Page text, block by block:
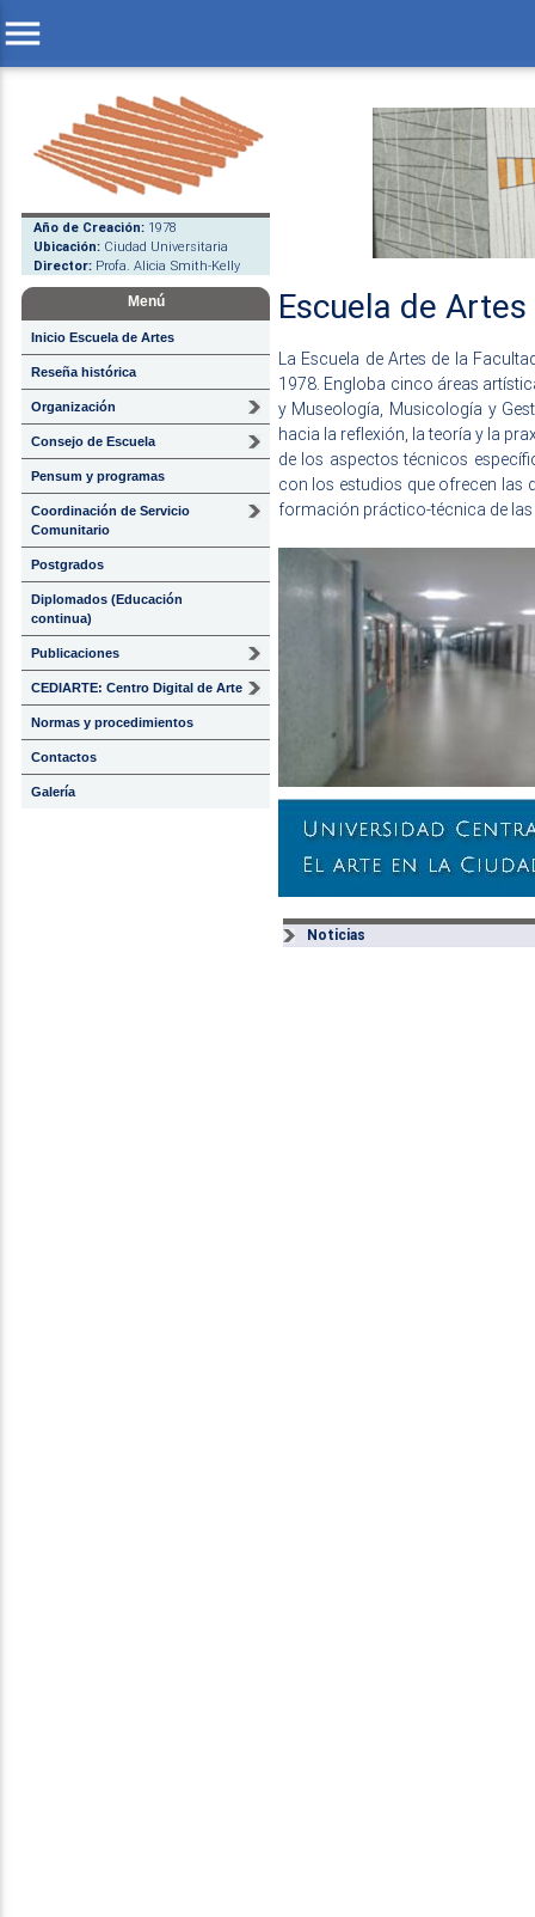
menu
Año de Creación: 1978
Ubicación: Ciudad Universitaria
Director: Profa. Alicia Smith-Kelly
Menú
Inicio Escuela de Artes
Reseña histórica
Organización
Consejo de Escuela
Pensum y programas
Coordinación de Servicio
Comunitario
Postgrados
Diplomados (Educación
continua)
Publicaciones
CEDIARTE: Centro Digital de Arte
Normas y procedimientos
Contactos
Galería
Escuela de Artes
La Escuela de Artes de la
1978. Engloba cinco áreas
y Museología, Musicología y
hacia la reflexión, la teoría y la
de los aspectos técnicos
con los estudios que ofrecen las
formación práctico-técnica de las
Noticias